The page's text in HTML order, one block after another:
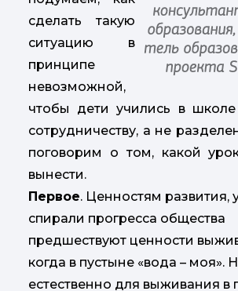
сделать такую
ситуацию в
принципе
невозможной,
чтобы дети учились в
сотрудничеству, а не
поговорим о том, какой
вынести.
Первое. Ценностям развития,
спирали прогресса общества
предшествуют ценности
когда в пустыне «вода – моя».
естественно для выживания в